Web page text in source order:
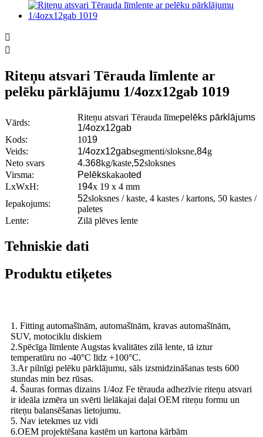


Riteņu atsvari Tērauda līmlente ar
pelēku pārklājumu 1/4ozx12gab 1019
Vārds:
Riteņu atsvari Tērauda līmepelēks pārklājums
1/4ozx12gab
Kods:
1019
Veids:
1/4ozx12gabsegmenti/sloksne,84g
Neto svars
4.368kg/kaste,52sloksnes
Virsma:
Pelēkskakaoted
LxWxH:
194x 19 x 4 mm
Iepakojums:
52sloksnes / kaste, 4 kastes / kartons, 50 kastes /
paletes
Lente:
Zilā plēves lente
Tehniskie dati
Produktu etiķetes
1. Fitting automašīnām, automašīnām, kravas automašīnām,
SUV, motociklu diskiem
2.Spēcīga līmlente Augstas kvalitātes zilā lente, tā iztur
temperatūru no -40°C līdz +100°C.
3.Ar pilnīgi pelēku pārklājumu, sāls izsmidzināšanas tests 600
stundas min bez rūsas.
4. Šauras formas dizains 1/4oz Fe tērauda adhezīvie riteņu atsvari
ir ideāla izmēra un svērti lielākajai daļai OEM riteņu formu un
riteņu balansēšanas lietojumu.
5. Nav ietekmes uz vidi
6.OEM projektēšana kastēm un kartona kārbām